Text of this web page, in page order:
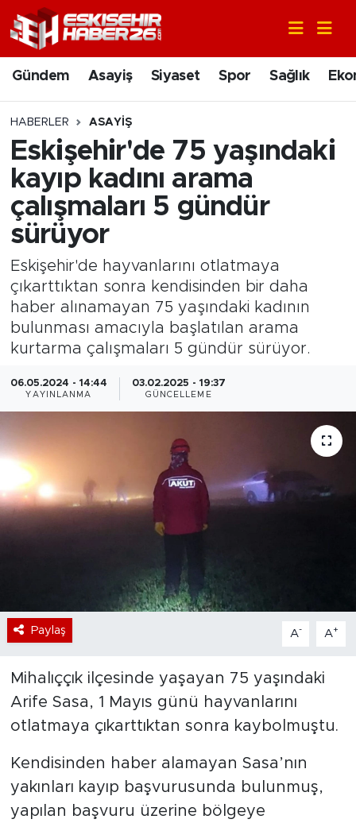
Gündem Asayiş Siyaset Spor Sağlık
HABERLER ASAYIŞ
Eskişehir'de 75 yaşındaki
kayıp kadını arama
çalışmaları 5 gündür
sürüyor
Eskişehir'de hayvanlarını otlatmaya
çıkarttıktan sonra kendisinden bir daha
haber alınamayan 75 yaşındaki kadının
bulunması amacıyla başlatılan arama
kurtarma çalışmaları 5 gündür sürüyor.
06.05.2024 - 14:44
YAYINLANMA
03.02.2025 - 19:37
GÜNCELLEME
Paylaş A- A+
Mihalıççık ilçesinde yaşayan 75 yaşındaki
Arife Sasa, 1 Mayıs günü hayvanlarını
otlatmaya çıkarttıktan sonra kaybolmuştu.
Kendisinden haber alamayan Sasa’nın
yakınları kayıp başvurusunda bulunmuş,
yapılan başvuru üzerine bölgeye
Gündem
Asayiş
Siyaset
Spor
Sağlık
Ekonomi
Eğitim
Sanat
Bölge
Dünya
Nöbetçi Eczaneler
Hava Durumu
Trafik Durumu
Süper Lig Puan Durumu ve Fikstür
Tüm Manşetler
Son Dakika Haberleri
Haber Arşivi